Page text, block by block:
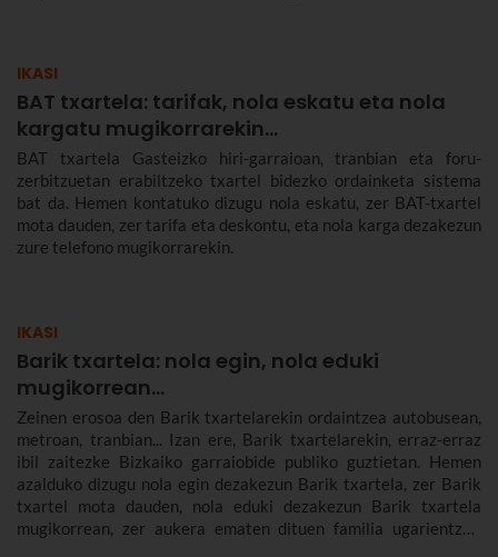
IKASI
BAT txartela: tarifak, nola eskatu eta nola
kargatu mugikorrarekin...
BAT txartela Gasteizko hiri-garraioan, tranbian eta foru-
zerbitzuetan erabiltzeko txartel bidezko ordainketa sistema
bat da. Hemen kontatuko dizugu nola eskatu, zer BAT-txartel
mota dauden, zer tarifa eta deskontu, eta nola karga dezakezun
zure telefono mugikorrarekin.
IKASI
Barik txartela: nola egin, nola eduki
mugikorrean...
Zeinen erosoa den Barik txartelarekin ordaintzea autobusean,
metroan, tranbian... Izan ere, Barik txartelarekin, erraz-erraz
ibil zaitezke Bizkaiko garraiobide publiko guztietan. Hemen
azalduko dizugu nola egin dezakezun Barik txartela, zer Barik
txartel mota dauden, nola eduki dezakezun Barik txartela
mugikorrean, zer aukera ematen dituen familia ugarientzat,